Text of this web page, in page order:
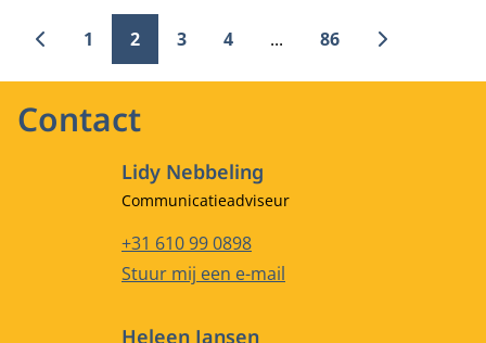
realiseren. Wat weerhoudt pensioenfondsen van
investeringen in impact Venture Capital?
1 2 3 4 ... 86
Contact
Lidy Nebbeling
Functietitel
Communicatieadviseur
Telefoonnummer
+31 610 99 0898
E-mailadres
Stuur mij een e-mail
Heleen Jansen